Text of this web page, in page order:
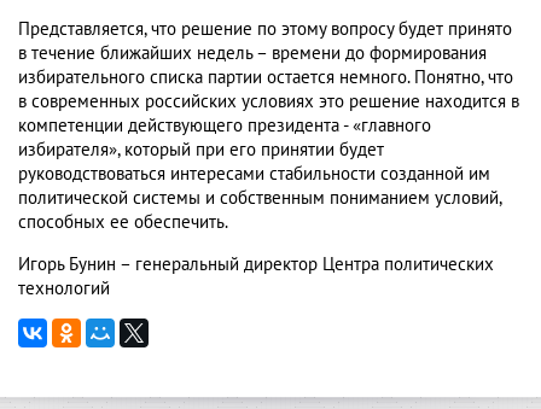
Представляется, что решение по этому вопросу будет принято
в течение ближайших недель – времени до формирования
избирательного списка партии остается немного. Понятно, что
в современных российских условиях это решение находится в
компетенции действующего президента - «главного
избирателя», который при его принятии будет
руководствоваться интересами стабильности созданной им
политической системы и собственным пониманием условий,
способных ее обеспечить.
Игорь Бунин – генеральный директор Центра политических
технологий